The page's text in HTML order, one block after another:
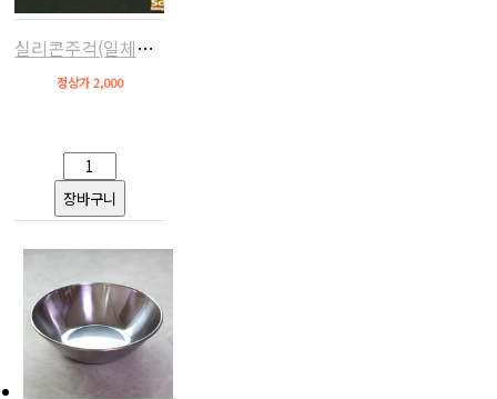
실리콘주걱(일체형,소)
정상가 2,000